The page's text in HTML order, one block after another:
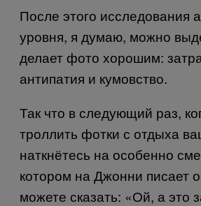
После этого исследования
уровня, я думаю, можно
делает фото хорошим:
антипатия и кумовство.
Так что в следующий раз,
троллить фотки с отдыха
наткнётесь на особенно
котором на Джонни писает
можете сказать: «Ой, а это